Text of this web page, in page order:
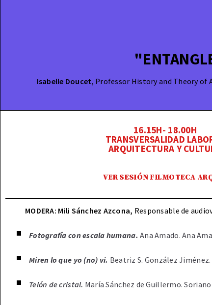
Isabelle Doucet, Professor History and Theory of
16.15H- 18.00H
TRANSVERSALIDAD
ARQUITECTURA Y
VER SESIÓN FILMOTECA
MODERA: Mili Sánchez Azcona, Responsable de
Fotografía con escala humana.Ana Amado. Ana
Miren lo que yo (no) vi. Beatriz S. González
Telón de cristal. María Sánchez de Guillermo.